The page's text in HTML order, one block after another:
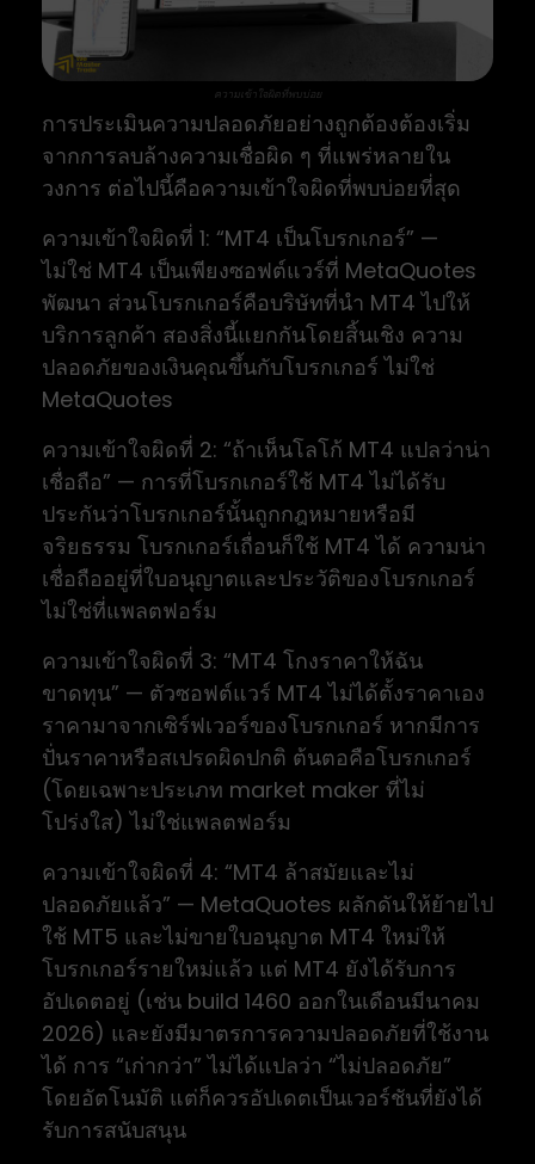
ความเข้าใจผิดที่พบบ่อย
การประเมินความปลอดภัยอย่างถูกต้องต้องเริ่ม
จากการลบล้างความเชื่อผิด ๆ ที่แพร่หลายใน
วงการ ต่อไปนี้คือความเข้าใจผิดที่พบบ่อยที่สุด
ความเข้าใจผิดที่ 1: “MT4 เป็นโบรกเกอร์” —
ไม่ใช่ MT4 เป็นเพียงซอฟต์แวร์ที่ MetaQuotes
พัฒนา ส่วนโบรกเกอร์คือบริษัทที่นำ MT4 ไปให้
บริการลูกค้า สองสิ่งนี้แยกกันโดยสิ้นเชิง ความ
ปลอดภัยของเงินคุณขึ้นกับโบรกเกอร์ ไม่ใช่
MetaQuotes
ความเข้าใจผิดที่ 2: “ถ้าเห็นโลโก้ MT4 แปลว่าน่า
เชื่อถือ” — การที่โบรกเกอร์ใช้ MT4 ไม่ได้รับ
ประกันว่าโบรกเกอร์นั้นถูกกฎหมายหรือมี
จริยธรรม โบรกเกอร์เถื่อนก็ใช้ MT4 ได้ ความน่า
เชื่อถืออยู่ที่ใบอนุญาตและประวัติของโบรกเกอร์
ไม่ใช่ที่แพลตฟอร์ม
ความเข้าใจผิดที่ 3: “MT4 โกงราคาให้ฉัน
ขาดทุน” — ตัวซอฟต์แวร์ MT4 ไม่ได้ตั้งราคาเอง
ราคามาจากเซิร์ฟเวอร์ของโบรกเกอร์ หากมีการ
ปั่นราคาหรือสเปรดผิดปกติ ต้นตอคือโบรกเกอร์
(โดยเฉพาะประเภท market maker ที่ไม่
โปร่งใส) ไม่ใช่แพลตฟอร์ม
ความเข้าใจผิดที่ 4: “MT4 ล้าสมัยและไม่
ปลอดภัยแล้ว” — MetaQuotes ผลักดันให้ย้ายไป
ใช้ MT5 และไม่ขายใบอนุญาต MT4 ใหม่ให้
โบรกเกอร์รายใหม่แล้ว แต่ MT4 ยังได้รับการ
อัปเดตอยู่ (เช่น build 1460 ออกในเดือนมีนาคม
2026) และยังมีมาตรการความปลอดภัยที่ใช้งาน
ได้ การ “เก่ากว่า” ไม่ได้แปลว่า “ไม่ปลอดภัย”
โดยอัตโนมัติ แต่ก็ควรอัปเดตเป็นเวอร์ชันที่ยังได้
รับการสนับสนุน